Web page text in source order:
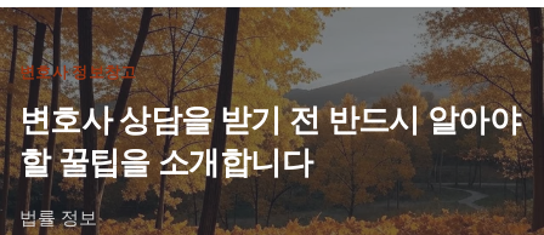
변호사 정보창고
변호사 상담을 받기 전 반드시 알아야
할 꿀팁을 소개합니다
법률 정보